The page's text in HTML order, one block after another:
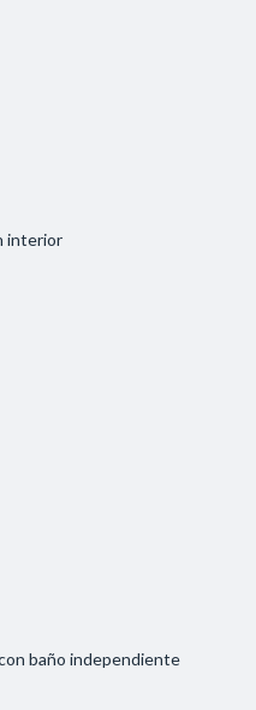
interior
baño independiente